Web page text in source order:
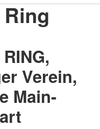
Verein,
Main-